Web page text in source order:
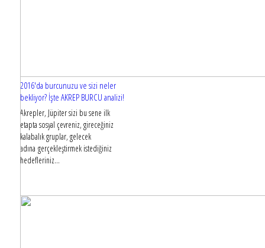
2016'da burcunuzu ve sizi neler
bekliyor? İşte AKREP BURCU analizi!
Akrepler, Jüpiter sizi bu sene ilk
etapta sosyal çevreniz, gireceğiniz
kalabalık gruplar, gelecek
adına gerçekleştirmek istediğiniz
hedefleriniz...